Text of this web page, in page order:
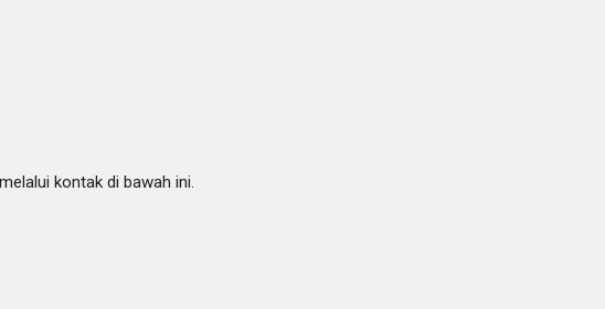
kontak di bawah ini.